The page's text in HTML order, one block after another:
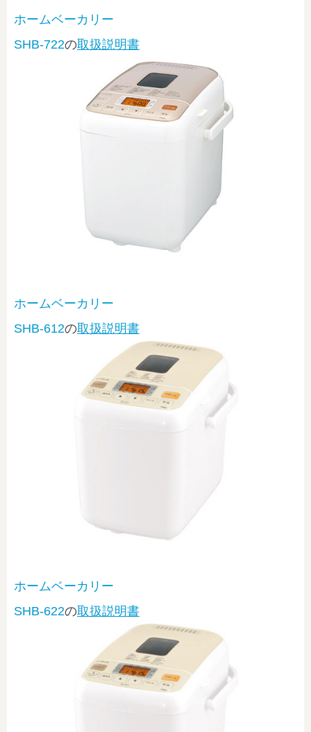
ホームベーカリー
SHB-722の取扱説明書
ホームベーカリー
SHB-612の取扱説明書
ホームベーカリー
SHB-622の取扱説明書